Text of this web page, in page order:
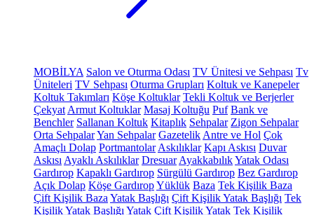
MOBİLYA Salon ve Oturma Odası TV Ünitesi ve Sehpası Tv
Üniteleri TV Sehpası Oturma Grupları Koltuk ve Kanepeler
Koltuk Takımları Köşe Koltuklar Tekli Koltuk ve Berjerler
Çekyat Armut Koltuklar Masaj Koltuğu Puf Bank ve
Benchler Sallanan Koltuk Kitaplık Sehpalar Zigon Sehpalar
Orta SehpalarYan Sehpalar Gazetelik Antre ve Hol Çok
Amaçlı Dolap Portmantolar Askılıklar Kapı Askısı Duvar
Askısı Ayaklı Askılıklar Dresuar AyakkabılıkYatak Odası
Gardırop Kapaklı Gardırop Sürgülü Gardırop Bez Gardırop
Açık Dolap Köşe GardıropYüklük Baza Tek Kişilik Baza
Çift Kişilik Baza Yatak Başlığı Çift Kişilik Yatak Başlığı Tek
Kişilik Yatak Başlığı Yatak Çift Kişilik Yatak Tek Kişilik